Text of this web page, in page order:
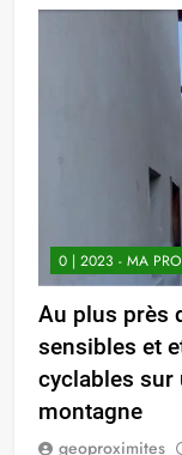
0 | 2023 - MA
Au plus près
sensibles et
cyclables sur
montagne
geoproximites